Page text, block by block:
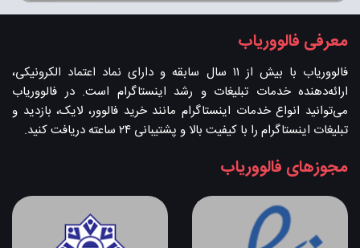
معرفی فالووریاب
فالووریاب با بیش از ۱۱ سال سابقه و دارای نماد اعتماد الکرونیکی،
ارائه‌دهنده خدمات تبلیغات و رشد اینستاگرام است. در فالووریاب
می‌توانید انواع خدمات اینستاگرام مانند خرید فالوور، لایک، بازدید و
تبلیغات اینستاگرام را با کیفیت بالا و پشتیبانی ۲۴ ساعته دریافت کنید.
مجوزهای فالووریاب